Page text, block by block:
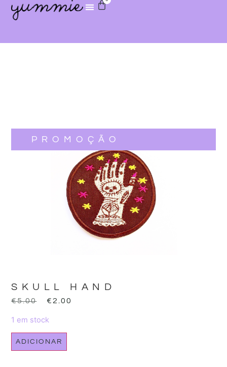
SKULL HAND
€5.00 €2.00
1 em stock
ADICIONAR
PROMOÇÃO